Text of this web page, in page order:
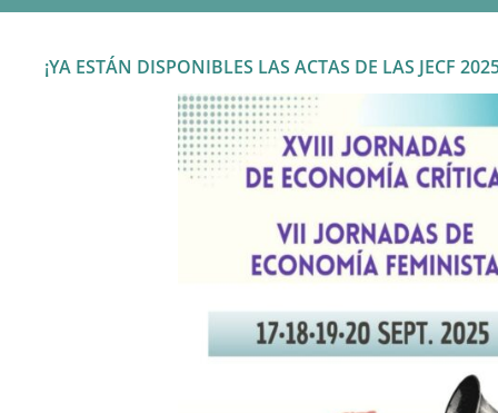
¡YA ESTÁN DISPONIBLES LAS ACTAS DE LAS JECF